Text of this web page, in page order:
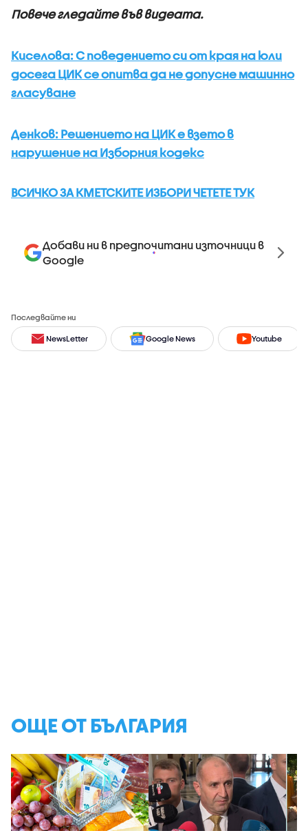
Повече гледайте във видеата.
Киселова: С поведението си от края на юли
досега ЦИК се опитва да не допусне машинно
гласуване
Денков: Решението на ЦИК е взето в
нарушение на Изборния кодекс
ВСИЧКО ЗА КМЕТСКИТЕ ИЗБОРИ ЧЕТЕТЕ ТУК
Добави ни в предпочитани източници в
Google
Последвайте ни
NewsLetter Google News Youtube
ОЩЕ ОТ БЪЛГАРИЯ